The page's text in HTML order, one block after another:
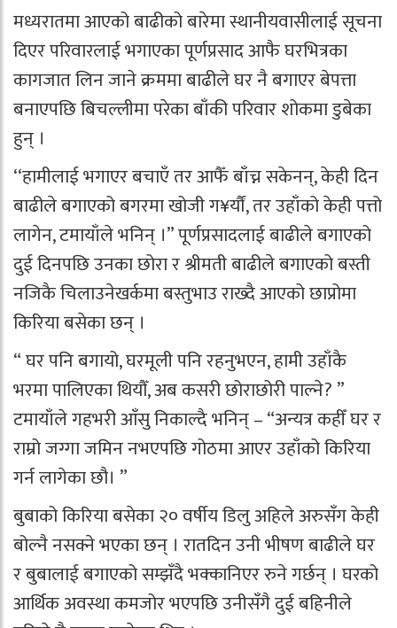
मध्यरातमा आएको बाढीको बारेमा स्थानीयवासीलाई सूचना
दिएर परिवारलाई भगाएका पूर्णप्रसाद आफै घरभित्रका
कागजात लिन जाने क्रममा बाढीले घर नै बगाएर बेपत्ता
बनाएपछि बिचल्लीमा परेका बाँकी परिवार शोकमा डुबेका
हुन् ।
‘‘हामीलाई भगाएर बचाएँ तर आफैँ बाँच्न सकेनन्, केही दिन
बाढीले बगाएको बगरमा खोजी ग¥र्यौं, तर उहाँको केही पत्तो
लागेन, टमायाँले भनिन् ।” पूर्णप्रसादलाई बाढीले बगाएको
दुई दिनपछि उनका छोरा र श्रीमती बाढीले बगाएको बस्ती
नजिकै चिलाउनेखर्कमा बस्तुभाउ राख्दै आएको छाप्रोमा
किरिया बसेका छन् ।
“ घर पनि बगायो, घरमूली पनि रहनुभएन, हामी उहाँकै
भरमा पालिएका थियौँ, अब कसरी छोराछोरी पाल्ने? ”
टमायाँले गहभरी आँसु निकाल्दै भनिन् – “अन्यत्र कहीँ घर र
राम्रो जग्गा जमिन नभएपछि गोठमा आएर उहाँको किरिया
गर्न लागेका छौ। ”
बुबाको किरिया बसेका २० वर्षीय डिलु अहिले अरुसँग केही
बोल्नै नसक्ने भएका छन् । रातदिन उनी भीषण बाढीले घर
र बुबालाई बगाएको सम्झँदै भक्कानिएर रुने गर्छन् । घरको
आर्थिक अवस्था कमजोर भएपछि उनीसँगै दुई बहिनीले